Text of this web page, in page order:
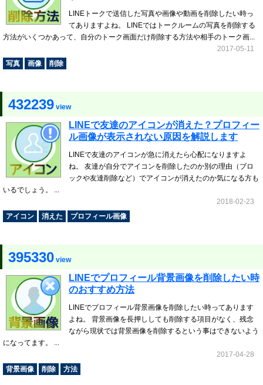
LINEトークで送信した写真や画像や動画を削除したい時っ
てありますよね。 LINEではトークルームの写真を削除する
方法がいくつかあって、自分のトーク画面だけ削除する方法や相手のトーク画...
2017-05-11
写真
画像 削除
432239 view
LINEで友達のアイコンが消えた？プロフィー
ル画像が表示されない原因を解説します
LINEで友達のアイコンが急に消えたら心配になりますよ
ね。 友達が自分でアイコンを削除したのか別の理由（ブロ
ックや友達削除など）でアイコンが消えたのか気になる方も
いるでしょう。 ...
2018-02-23
アイコン
消えた プロフィール画像
395330 view
LINEでプロフィール背景画像を削除したい時
のおすすめ方法
LINEでプロフィール背景画像を削除したい時ってあります
よね。 背景画像を長押ししても削除する項目がなく、残念
ながら現状では背景画像を削除するという事はできないよう
になってます。 ...
2017-04-28
背景画像
削除 方法